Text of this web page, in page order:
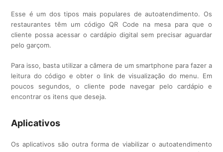
Esse é um dos tipos mais populares de autoatendimento. Os
restaurantes têm um código QR Code na mesa para que o
cliente possa acessar o cardápio digital sem precisar aguardar
pelo garçom.
Para isso, basta utilizar a câmera de um smartphone para fazer a
leitura do código e obter o link de visualização do menu. Em
poucos segundos, o cliente pode navegar pelo cardápio e
encontrar os itens que deseja.
Aplicativos
Os aplicativos são outra forma de viabilizar o autoatendimento